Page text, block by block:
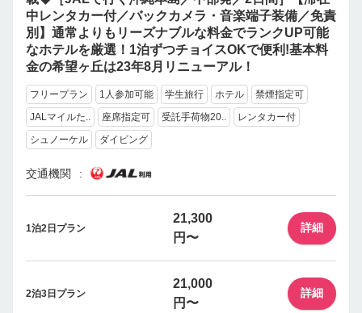
中レンタカー付／バックカメラ・音楽端子装備／免責
別】通常よりもリーズナブルな料金でランクUP可能
なホテルを厳選！1泊ずつチョイスOKで便利!基本料
金の希望ヶ丘は23年8月リニューアル！
フリープラン 1人参加可能 学生旅行 ホテル
禁煙指定可
JALマイルた..
座席指定可 受託手荷物20..
レンタカー付
シュノーケル
ダイビング
交通機関
1泊2日プラン
21,300
円〜
詳細
2泊3日プラン
21,000
円〜
詳細